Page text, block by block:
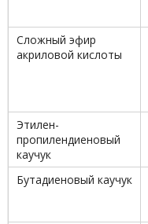
Сложный эфир
акриловой кислоты
Этилен-
пропилендиеновый
каучук
Бутадиеновый каучук